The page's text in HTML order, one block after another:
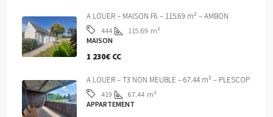
A LOUER – MAISON F6 – 115.69 m² – AMBON
444 115.69 m²
MAISON
1 230€ CC
A LOUER – T3 NON MEUBLE – 67.44 m² – PLESCOP
419 67.44 m²
APPARTEMENT